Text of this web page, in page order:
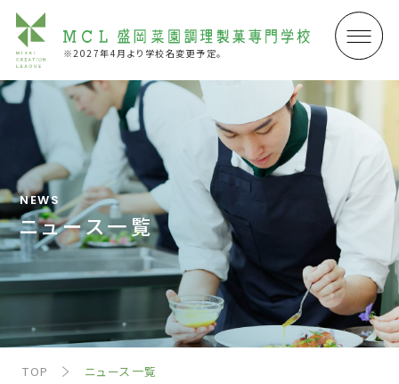
※2027年4月より学校名変更予定。
NEWS
ニュース一覧
TOP ニュース一覧